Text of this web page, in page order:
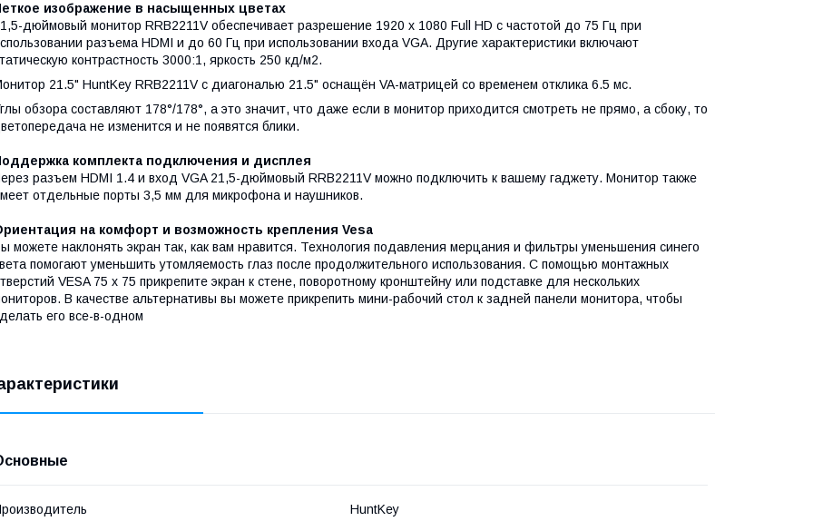
изображение в насыщенных цветах
дюймовый монитор RRB2211V обеспечивает разрешение 1920 x 1080 Full HD с частотой до 75 Гц при
разъема HDMI и до 60 Гц при использовании входа VGA. Другие характеристики включают
контрастность 3000:1, яркость 250 кд/м2.
21.5" HuntKey RRB2211V с диагональю 21.5" оснащён VA-матрицей со временем отклика 6.5 мс.
обзора составляют 178°/178°, а это значит, что даже если в монитор приходится смотреть не прямо, а сбоку, то
не изменится и не появятся блики.
комплекта подключения и дисплея
разъем HDMI 1.4 и вход VGA 21,5-дюймовый RRB2211V можно подключить к вашему гаджету. Монитор также
отдельные порты 3,5 мм для микрофона и наушников.
на комфорт и возможность крепления Vesa
можете наклонять экран так, как вам нравится. Технология подавления мерцания и фильтры уменьшения синего
помогают уменьшить утомляемость глаз после продолжительного использования. С помощью монтажных
VESA 75 x 75 прикрепите экран к стене, поворотному кронштейну или подставке для нескольких
В качестве альтернативы вы можете прикрепить мини-рабочий стол к задней панели монитора, чтобы
его все-в-одном
HuntKey